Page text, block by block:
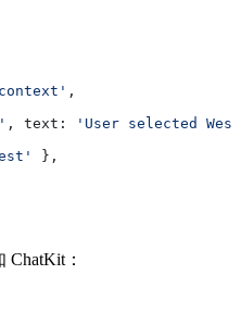
,
, text:
'User selected
},
：